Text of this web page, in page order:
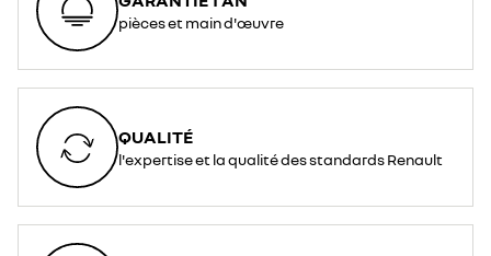
pièces et main d'œuvre
QUALITÉ
l'expertise et la qualité des standards Renault